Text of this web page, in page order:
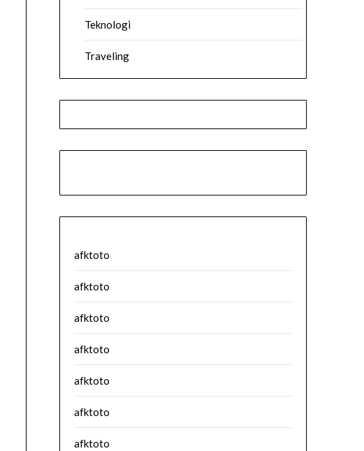
Teknologi
Traveling
afktoto
afktoto
afktoto
afktoto
afktoto
afktoto
afktoto